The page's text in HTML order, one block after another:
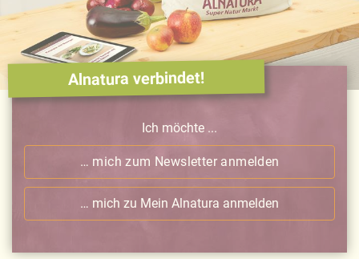
Alnatura verbindet!
Ich möchte ...
… mich zum Newsletter anmelden
… mich zu Mein Alnatura anmelden